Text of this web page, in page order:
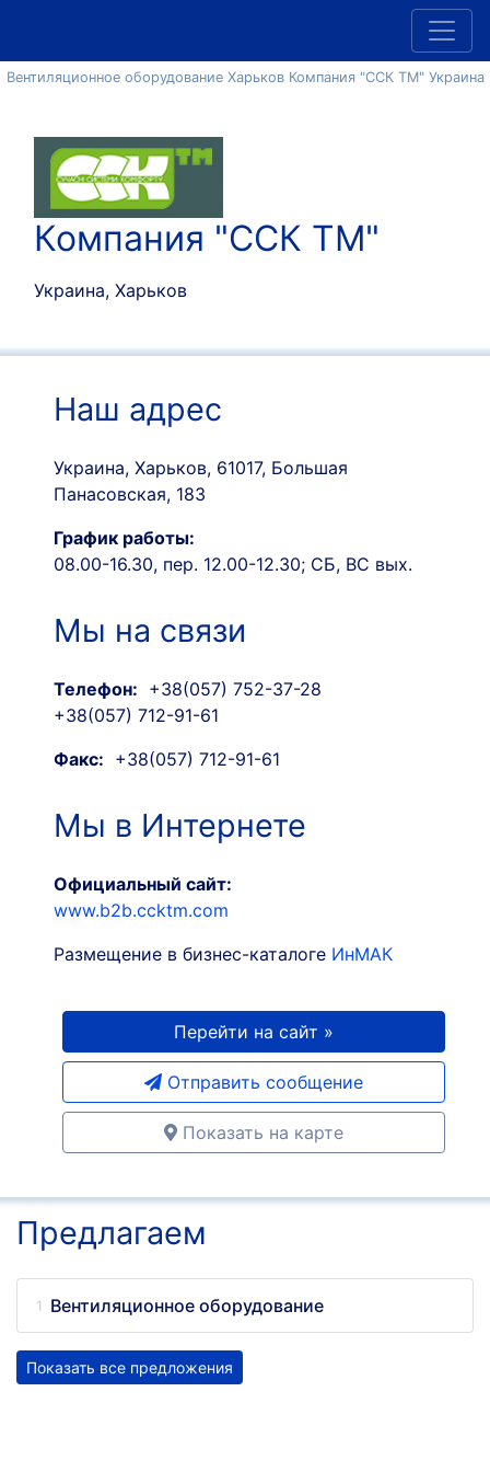
Вентиляционное оборудование Харьков Компания "ССК ТМ" Украина
Компания "ССК ТМ"
Украина, Харьков
Наш адрес
Украина, Харьков, 61017, Большая
Панасовская, 183
График работы:
08.00-16.30, пер. 12.00-12.30; СБ, ВС вых.
Мы на связи
Телефон: +38(057) 752-37-28
+38(057) 712-91-61
Факс: +38(057) 712-91-61
Мы в Интернете
Официальный сайт:
www.b2b.ccktm.com
Размещение в бизнес-каталоге ИнМАК
Перейти на сайт »
Отправить сообщение
Показать на карте
Предлагаем
Вентиляционное оборудование
Показать все предложения